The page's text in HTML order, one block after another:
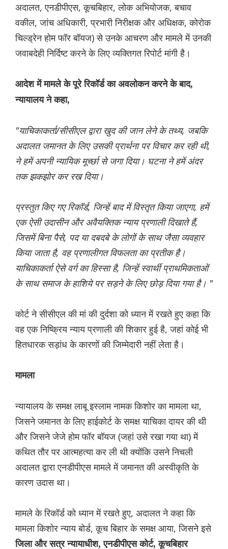
अदालत, एनडीपीएस, कूचबिहार, लोक अभियोजक, बचाव
वकील, जांच अधिकारी, प्रभारी निरीक्षक और ‌अधिक्षक, कोरोक
चिल्ड्रेन होम फॉर बॉयज) से उनके आचरण और मामले में उनकी
जवाबदेही निर्दिष्ट करने के ‌लिए व्यक्तिगत रिपोर्ट मांगी है।
आदेश में मामले के पूरे रिकॉर्ड का अवलोकन करने के बाद,
न्यायालय ने कहा,
"याचिकाकर्ता/सीसीएल द्वारा खुद की जान लेने के तथ्य, जबकि
अदालत जमानत के लिए उसकी प्रार्थना पर विचार कर रही थी,
ने हमें अपनी न्यायिक मूर्च्छा से जगा दिया। घटना ने हमें अंदर
तक झकझोर कर रख दिया।
प्रस्तुत किए गए रिकॉर्ड, जिन्हें बाद में विस्तृत किया जाएगा, हमें
एक ऐसी उदासीन और अवैयक्तिक न्याय प्रणाली दिखाते हैं,
जिसमें बिना पैसे, पद या दबदबे के लोगों के साथ जैसा व्यवहार
किया जाता है, वह प्रणालीगत विफलता का प्रतीक है।
याचिकाकर्ता ऐसे वर्ग का हिस्‍सा है, जिन्हें स्वार्थी प्राथमिकताओं
के साथ समाज के हाशिये पर सड़ने के लिए छोड़ दिया गया है। "
कोर्ट ने सीसीएल की मां की दुर्दशा को ध्यान में रखते हुए कहा कि
वह एक निष्क्रिय न्याय प्रणाली की शिकार हुई है, जहां कोई भी
हितधारक सड़ांध के कारणों की जिम्मेदारी नहीं लेता है।
मामला
न्यायालय के समक्ष लाबू इस्लाम नामक किशोर का मामला था,
जिसने जमानत के लिए हाईकोर्ट के समक्ष याचिका दायर की ‌थी
और जिसने जेजे होम फॉर बॉयज (जहां उसे रखा गया था) में
कथित तौर पर आत्महत्या कर ली थी क्योंकि उसने निचली
अदालत द्वारा एनडीपीएस मामले में जमानत की अस्वीकृति के
कारण उदास था।
मामले के रिकॉर्ड को ध्यान में रखते हुए, अदालत ने कहा कि
मामला किशोर न्याय बोर्ड, कूच बिहार के समक्ष आया, जिसने इसे
जिला और सत्र न्यायाधीश, एनडीपीएस कोर्ट, कूचबिहार